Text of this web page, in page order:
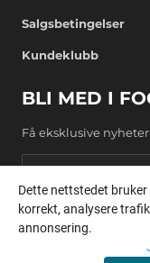
Salgsbetingelser
Kundeklubb
BLI MED I
Få eksklusive
E-post
REGISTRER DEG
Dette nettstedet
korrekt, analysere
annonsering.